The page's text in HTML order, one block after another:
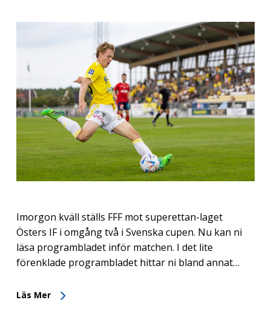
Imorgon kväll ställs FFF mot superettan-laget
Östers IF i omgång två i Svenska cupen. Nu kan ni
läsa programbladet inför matchen. I det lite
förenklade programbladet hittar ni bland annat…
Läs Mer